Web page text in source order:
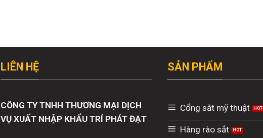
LIÊN HỆ
CÔNG TY TNHH THƯƠNG MẠI DỊCH
VỤ XUẤT NHẬP KHẨU TRÍ PHÁT ĐẠT
SẢN PHẨM
Cổng sắt mỹ thuật
Hàng rào sắt